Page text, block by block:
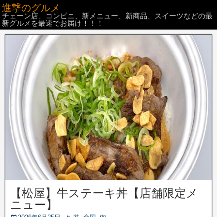
進撃のグルメ
チェーン店、コンビニ、新メニュー、新商品、スイーツなどの最
新グルメを最速でお届け！！！
【松屋】牛ステーキ丼【店舗限定メ
ニュー】